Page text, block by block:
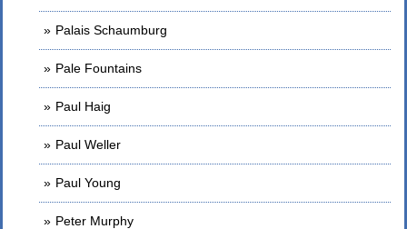
Palais Schaumburg
Pale Fountains
Paul Haig
Paul Weller
Paul Young
Peter Murphy